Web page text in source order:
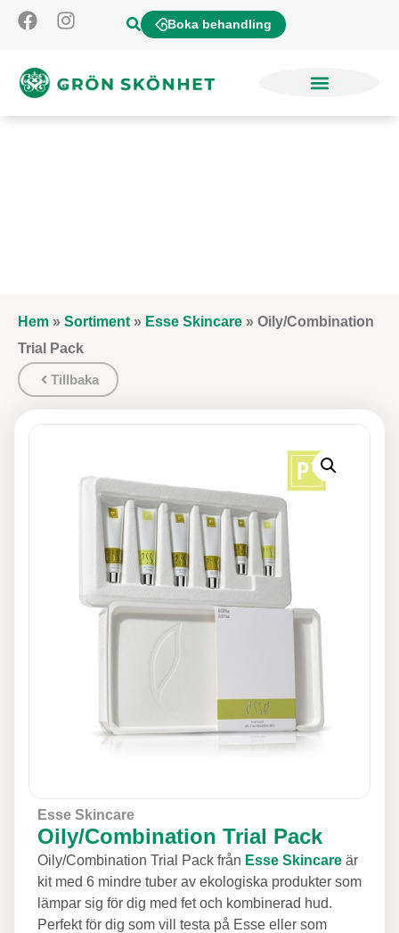
Boka behandling
Tillbaka
Hem » Sortiment » Esse Skincare » Oily/Combination
Trial Pack
Esse Skincare
Oily/Combination Trial Pack
Oily/Combination Trial Pack från Esse Skincare är
kit med 6 mindre tuber av ekologiska produkter som
lämpar sig för dig med fet och kombinerad hud.
Perfekt för dig som vill testa på Esse eller som